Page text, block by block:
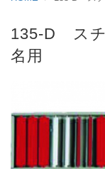
135-D ス
名用